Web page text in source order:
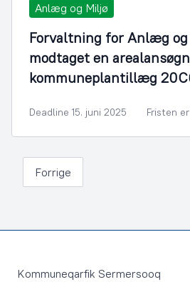
Anlæg og Miljø
Forvaltning for Anlæg
modtaget en
kommuneplantillæg
Deadline 15. juni 2025 Fristen
Forrige
Kommuneqarfik Sermersooq